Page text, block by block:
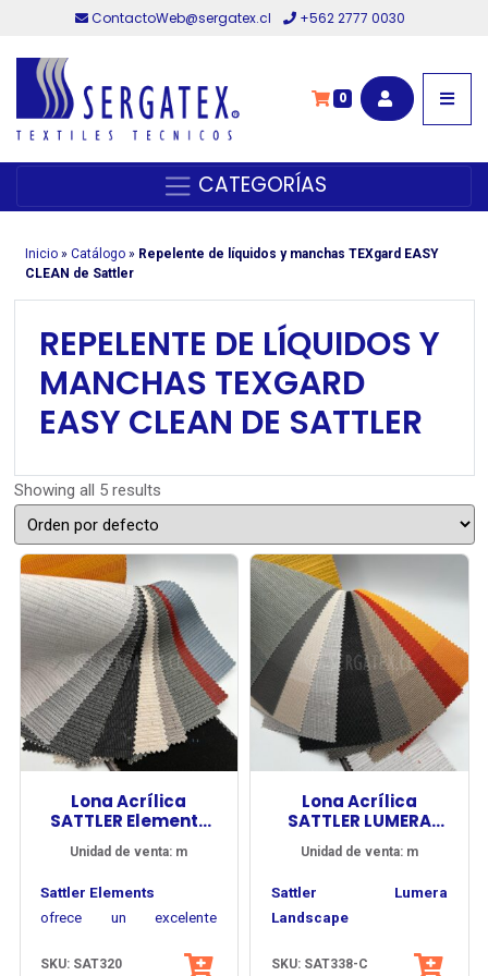
ContactoWeb@sergatex.cl +562 2777 0030
0
CATEGORÍAS
Inicio» Catálogo» Repelente de líquidos y manchas TEXgard EASY
CLEAN de Sattler
REPELENTE DE LÍQUIDOS Y
MANCHAS TEXGARD
EASY CLEAN DE SATTLER
Showing all 5 results
Lona Acrílica
SATTLER Elements
Urban-Wall
Unidad de venta: m
Sattler Elements
ofrece un excelente
textil, confort visual y
La línea Urban-Wall se
SKU: SAT320
Lona Acrílica
SATTLER LUMERA
LANDSCAPE
Unidad de venta: m
Sattler Lumera
Landscape
diseño textil mediante
SKU: SAT338-C